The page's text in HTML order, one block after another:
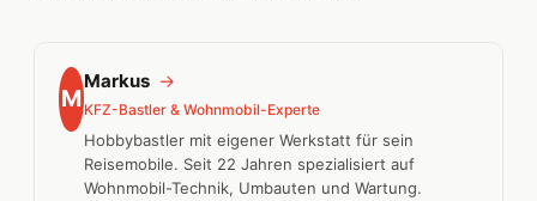
M
Markus →
KFZ-Bastler & Wohnmobil-Experte
Hobbybastler mit eigener Werkstatt für sein
Reisemobile. Seit 22 Jahren spezialisiert auf
Wohnmobil-Technik, Umbauten und Wartung.